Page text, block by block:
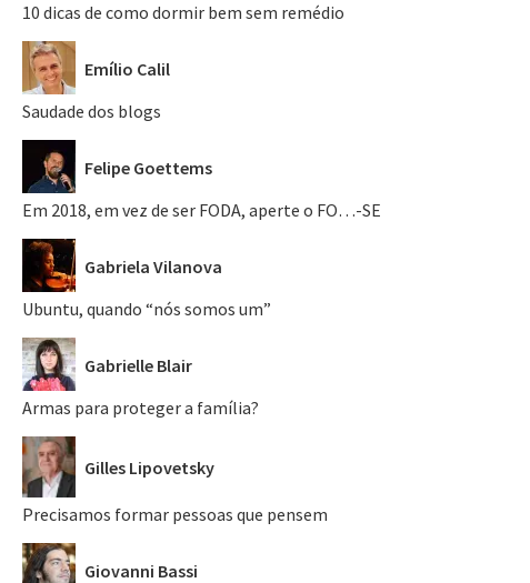
10 dicas de como dormir bem sem remédio
Emílio Calil
Saudade dos blogs
Felipe Goettems
Em 2018, em vez de ser FODA, aperte o FO…-SE
Gabriela Vilanova
Ubuntu, quando “nós somos um”
Gabrielle Blair
Armas para proteger a família?
Gilles Lipovetsky
Precisamos formar pessoas que pensem
Giovanni Bassi